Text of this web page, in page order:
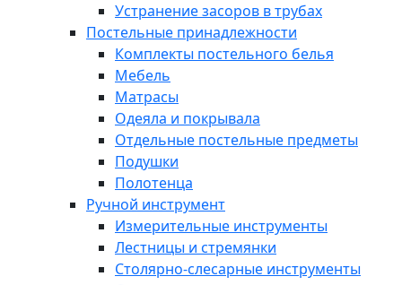
Устранение засоров в трубах
Постельные принадлежности
Комплекты постельного белья
Мебель
Матрасы
Одеяла и покрывала
Отдельные постельные предметы
Подушки
Полотенца
Ручной инструмент
Измерительные инструменты
Лестницы и стремянки
Столярно-слесарные инструменты